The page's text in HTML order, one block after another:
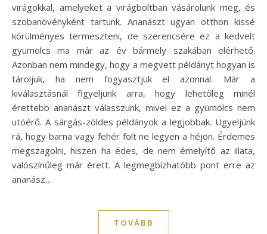
virágokkal, amelyeket a virágboltban vásárolunk meg, és
szobanövényként tartunk. Ananászt ugyan otthon kissé
körülményes termeszteni, de szerencsére ez a kedvelt
gyümölcs ma már az év bármely szakában elérhető.
Azonban nem mindegy, hogy a megvett példányt hogyan is
tároljuk, ha nem fogyasztjuk el azonnal. Már a
kiválasztásnál figyeljünk arra, hogy lehetőleg minél
érettebb ananászt válasszunk, mivel ez a gyümölcs nem
utóérő. A sárgás-zöldes példányok a legjobbak. Ügyeljünk
rá, hogy barna vagy fehér folt ne legyen a héjon. Érdemes
megszagolni, hiszen ha édes, de nem émelyítő az illata,
valószínűleg már érett. A legmegbízhatóbb pont erre az
ananász…
TOVÁBB